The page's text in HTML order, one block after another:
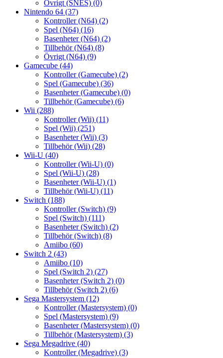
Övrigt (SNES) (0)
Nintendo 64 (37)
Kontroller (N64) (2)
Spel (N64) (16)
Basenheter (N64) (2)
Tillbehör (N64) (8)
Övrigt (N64) (9)
Gamecube (44)
Kontroller (Gamecube) (2)
Spel (Gamecube) (36)
Basenheter (Gamecube) (0)
Tillbehör (Gamecube) (6)
Wii (288)
Kontroller (Wii) (11)
Spel (Wii) (251)
Basenheter (Wii) (3)
Tillbehör (Wii) (28)
Wii-U (40)
Kontroller (Wii-U) (0)
Spel (Wii-U) (28)
Basenheter (Wii-U) (1)
Tillbehör (Wii-U) (11)
Switch (188)
Kontroller (Switch) (9)
Spel (Switch) (111)
Basenheter (Switch) (2)
Tillbehör (Switch) (8)
Amiibo (60)
Switch 2 (43)
Amiibo (10)
Spel (Switch 2) (27)
Basenheter (Switch 2) (0)
Tillbehör (Switch 2) (6)
Sega Mastersystem (12)
Kontroller (Mastersystem) (0)
Spel (Mastersystem) (9)
Basenheter (Mastersystem) (0)
Tillbehör (Mastersystem) (3)
Sega Megadrive (40)
Kontroller (Megadrive) (3)